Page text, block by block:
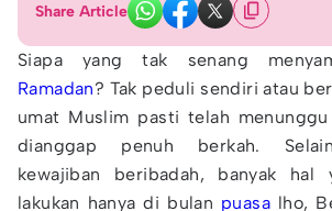
Share Article
Siapa yang tak senang
Ramadan? Tak peduli sendiri atau
umat Muslim pasti telah
dianggap penuh berkah. Selain
kewajiban beribadah, banyak hal
lakukan hanya di bulan puasa lho,